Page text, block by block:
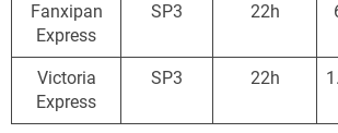
Fanxipan
Express
SP3 22h
Victoria
Express
SP3 22h